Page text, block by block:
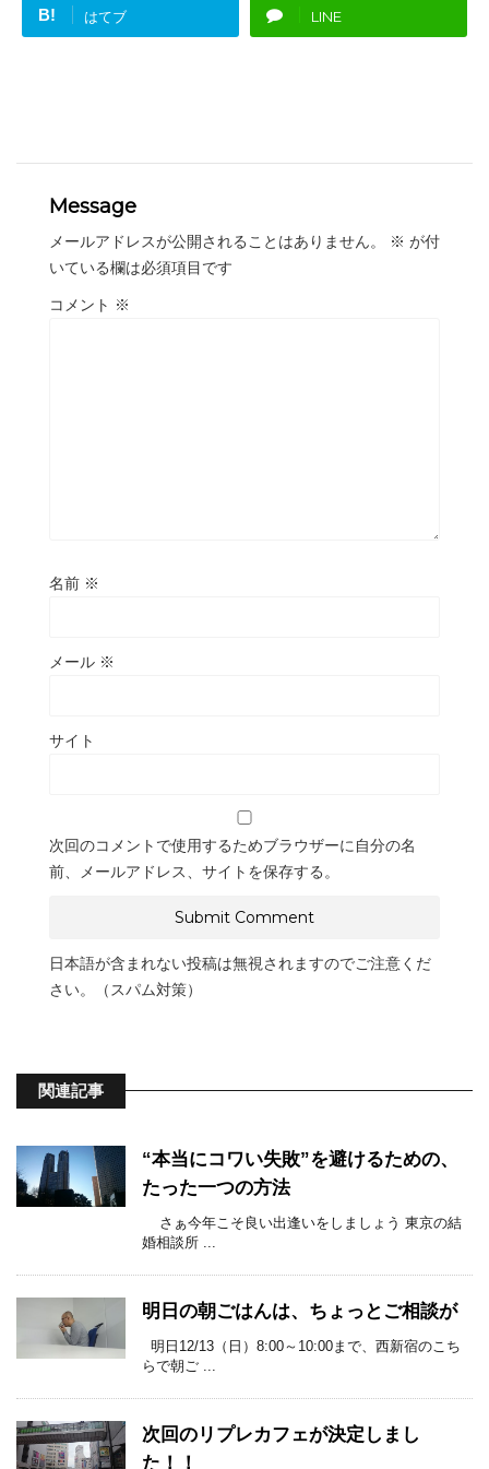
B! はてブ LINE
Message
メールアドレスが公開されることはありません。 ※ が付
いている欄は必須項目です
コメント ※
名前 ※
メール ※
サイト
次回のコメントで使用するためブラウザーに自分の名
前、メールアドレス、サイトを保存する。
日本語が含まれない投稿は無視されますのでご注意くだ
さい。（スパム対策）
関連記事
“本当にコワい失敗”を避けるための、
たった一つの方法
さぁ今年こそ良い出逢いをしましょう 東京の結
婚相談所 ...
明日の朝ごはんは、ちょっとご相談が
明日12/13（日）8:00～10:00まで、西新宿のこち
らで朝ご ...
次回のリプレカフェが決定しまし
た！！